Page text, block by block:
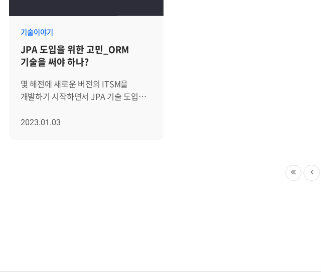
기술이야기
JPA 도입을 위한 고민_ORM
기술을 써야 하나?
몇 해전에 새로운 버전의 ITSM을
개발하기 시작하면서 JPA 기술 도입을
정리해야 할 시점이라고 생각했다. 비단
도입을 검토할 때 조금이나마 도움이
2023.01.03